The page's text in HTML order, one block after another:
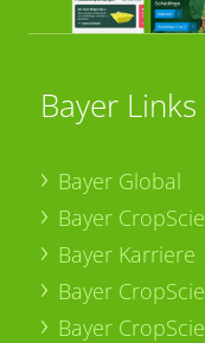
Bayer Links
Bayer Global
Bayer
Bayer Karriere
Bayer
Bayer